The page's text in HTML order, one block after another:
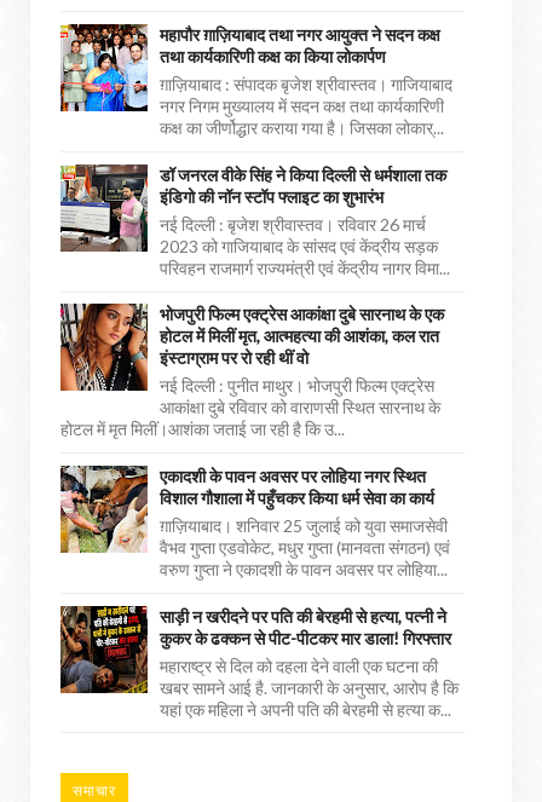
महापौर ग़ाज़ियाबाद तथा नगर आयुक्त ने सदन कक्ष
तथा कार्यकारिणी कक्ष का किया लोकार्पण
ग़ाज़ियाबाद : संपादक बृजेश श्रीवास्तव। गाजियाबाद
नगर निगम मुख्यालय में सदन कक्ष तथा कार्यकारिणी
कक्ष का जीर्णोद्धार कराया गया है। जिसका लोकार्...
डॉ जनरल वीके सिंह ने किया दिल्ली से धर्मशाला तक
इंडिगो की नॉन स्टॉप फ्लाइट का शुभारंभ
नई दिल्ली : बृजेश श्रीवास्तव। रविवार 26 मार्च
2023 को गाजियाबाद के सांसद एवं केंद्रीय सड़क
परिवहन राजमार्ग राज्यमंत्री एवं केंद्रीय नागर विमा...
भोजपुरी फिल्म एक्ट्रेस आकांक्षा दुबे सारनाथ के एक
होटल में मिलीं मृत, आत्महत्या की आशंका, कल रात
इंस्टाग्राम पर रो रही थीं वो
नई दिल्ली : पुनीत माथुर। भोजपुरी फिल्म एक्ट्रेस
आकांक्षा दुबे रविवार को वाराणसी स्थित सारनाथ के
होटल में मृत मिलीं।आशंका जताई जा रही है कि उ...
एकादशी के पावन अवसर पर लोहिया नगर स्थित
विशाल गौशाला में पहुँचकर किया धर्म सेवा का कार्य
ग़ाज़ियाबाद। शनिवार 25 जुलाई को युवा समाजसेवी
वैभव गुप्ता एडवोकेट, मधुर गुप्ता (मानवता संगठन) एवं
वरुण गुप्ता ने एकादशी के पावन अवसर पर लोहिया...
साड़ी न खरीदने पर पति की बेरहमी से हत्या, पत्नी ने
कुकर के ढक्कन से पीट-पीटकर मार डाला! गिरफ्तार
महाराष्ट्र से दिल को दहला देने वाली एक घटना की
खबर सामने आई है. जानकारी के अनुसार, आरोप है कि
यहां एक महिला ने अपनी पति की बेरहमी से हत्या क...
समाचार